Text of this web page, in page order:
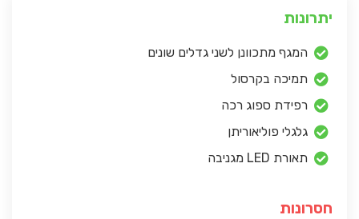
יתרונות
המגף מתכוונן לשני גדלים שונים
תמיכה בקרסול
רפידת ספוג רכה
גלגלי פוליאוריתן
תאורת LED מגניבה
חסרונות